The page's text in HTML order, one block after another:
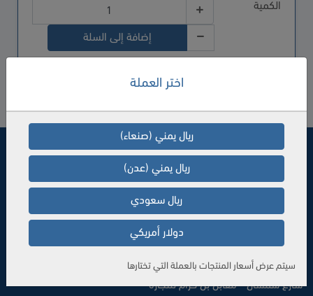
اختر العملة
ريال يمني (صنعاء)
ريال يمني (عدن)
ريال سعودي
دولار أمريكي
سيتم عرض أسعار المنتجات بالعملة التي تختارها
الكمية
إضافة إلى السلة
من نحن
مكتبة متخصصة في بيع الكتب والمراجع العلمية والدينية والثقافية
اليمن - الحديدة
شارع شمسان - مقابل بن حزام للتجارة